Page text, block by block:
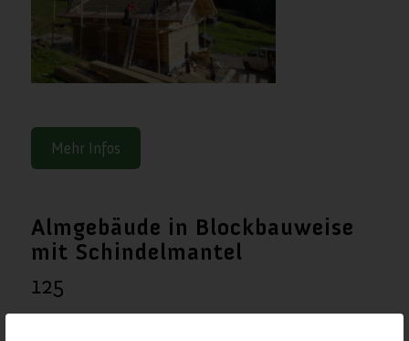
Mehr Infos
Almgebäude in Blockbauweise
mit Schindelmantel
125